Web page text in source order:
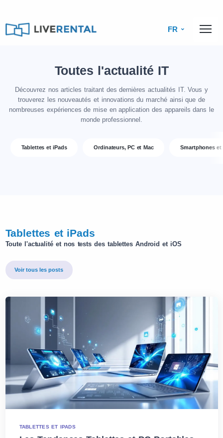
FR
Toutes l'actualité IT
Découvrez nos articles traitant des dernières actualités IT. Vous y
trouverez les nouveautés et innovations du marché ainsi que de
nombreuses expériences de mise en application des appareils dans le
monde professionnel.
Tablettes et iPads Ordinateurs, PC et Mac Smartphones et
Tablettes et iPads
Toute l'actualité et nos tests des tablettes Android et iOS
Voir tous les posts
TABLETTES ET IPADS